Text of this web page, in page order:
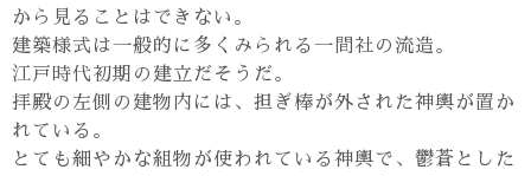
から見ることはできない。
建築様式は一般的に多くみられる一間社の流造。
江戸時代初期の建立だそうだ。
拝殿の左側の建物内には、担ぎ棒が外された神輿が置か
れている。
とても細やかな組物が使われている神輿で、鬱蒼とした